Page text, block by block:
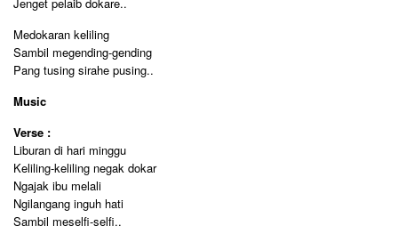
Medokaran keliling
Sambil megending-gending
Pang tusing sirahe pusing..
Music
Verse :
Liburan di hari minggu
Keliling-keliling negak dokar
Ngajak ibu melali
Ngilangang inguh hati
Sambil meselfi-selfi..